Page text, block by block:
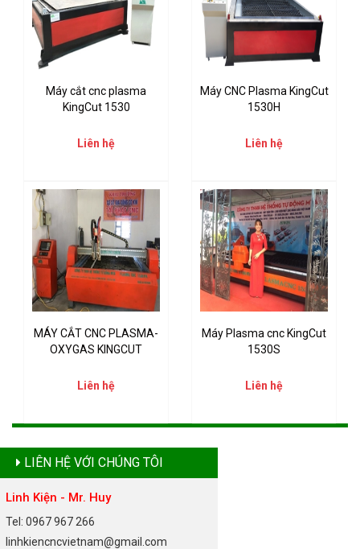
Máy cắt cnc plasma
KingCut 1530
Liên hệ
Máy CNC Plasma KingCut
1530H
Liên hệ
MÁY CẮT CNC PLASMA-
OXYGAS KINGCUT
Liên hệ
Máy Plasma cnc KingCut
1530S
Liên hệ
LIÊN HỆ VỚI CHÚNG TÔI
Linh Kiện - Mr. Huy
Tel: 0967 967 266
linhkiencncvietnam@gmail.com